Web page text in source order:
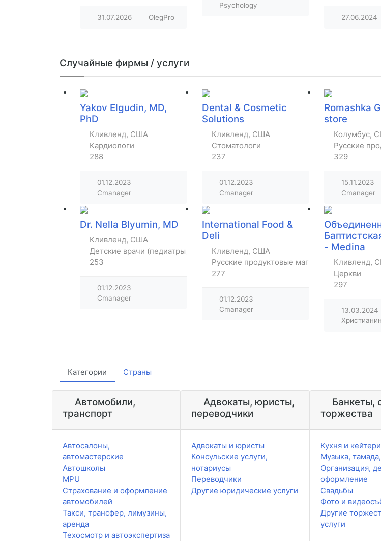
31.07.2026 OlegPro
Psychology
27.06.2024
Случайные фирмы / услуги
Yakov Elgudin, MD,
PhD
Кливленд, США
Кардиологи
288
01.12.2023
Cmanager
Dental & Cosmetic
Solutions
Кливленд, США
Стоматологи
237
01.12.2023
Cmanager
Romashka
store
Колумбус,
Русские
329
15.11.2023
Cmanager
Dr. Nella Blyumin, MD
Кливленд, США
Детские врачи (педиатры)
253
01.12.2023
Cmanager
International Food &
Deli
Кливленд, США
Русские продуктовые магазины
277
01.12.2023
Cmanager
- Medina
Кливленд,
Церкви
297
13.03.2024
Христианин
Категории Страны
Автомобили,
транспорт
Автосалоны,
автомастерские
Автошколы
MPU
Страхование и оформление
автомобилей
Такси, трансфер, лимузины,
аренда
Техосмотр и автоэкспертиза
Адвокаты, юристы,
переводчики
Адвокаты и юристы
Консульские услуги,
нотариусы
Переводчики
Другие юридические услуги
Банкеты,
торжества
Кухня и
Музыка,
Организация,
оформление
Свадьбы
Фото и
Другие
услуги